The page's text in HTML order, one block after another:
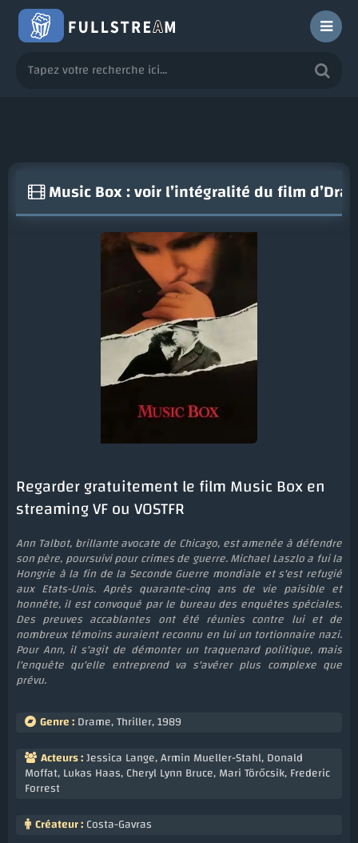
Music Box : voir l’intégralité du film
Regarder gratuitement le film Music Box en
streaming VF ou VOSTFR
Ann Talbot, brillante avocate de Chicago, est amenée à défendre
son père, poursuivi pour crimes de guerre. Michael Laszlo a fui la
Hongrie à la fin de la Seconde Guerre mondiale et s'est refugié
aux Etats-Unis. Après quarante-cinq ans de vie paisible et
honnête, il est convoqué par le bureau des enquêtes spéciales.
Des preuves accablantes ont été réunies contre lui et de
nombreux témoins auraient reconnu en lui un tortionnaire nazi.
Pour Ann, il s'agit de démonter un traquenard politique, mais
l'enquête qu'elle entreprend va s'avérer plus complexe que
prévu.
Genre :Drame,Thriller,1989
Acteurs :Jessica Lange,Armin Mueller-Stahl,Donald
Moffat,Lukas Haas,Cheryl Lynn Bruce,Mari Törőcsik,Frederic
Forrest
Créateur :Costa-Gavras